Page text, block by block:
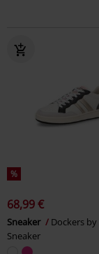
%
68,99 €
Sneaker
Dockers by
Sneaker